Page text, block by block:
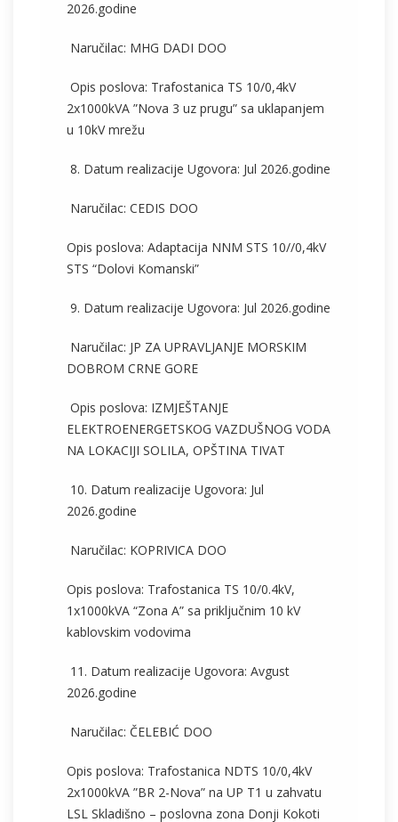
2026.godine
Naručilac: MHG DADI DOO
Opis poslova: Trafostanica TS 10/0,4kV
2x1000kVA ”Nova 3 uz prugu” sa uklapanjem
u 10kV mrežu
8. Datum realizacije Ugovora: Jul 2026.godine
Naručilac: CEDIS DOO
Opis poslova: Adaptacija NNM STS 10//0,4kV
STS “Dolovi Komanski”
9. Datum realizacije Ugovora: Jul 2026.godine
Naručilac: JP ZA UPRAVLJANJE MORSKIM
DOBROM CRNE GORE
Opis poslova: IZMJEŠTANJE
ELEKTROENERGETSKOG VAZDUŠNOG VODA
NA LOKACIJI SOLILA, OPŠTINA TIVAT
10. Datum realizacije Ugovora: Jul
2026.godine
Naručilac: KOPRIVICA DOO
Opis poslova: Trafostanica TS 10/0.4kV,
1x1000kVA “Zona A” sa priključnim 10 kV
kablovskim vodovima
11. Datum realizacije Ugovora: Avgust
2026.godine
Naručilac: ČELEBIĆ DOO
Opis poslova: Trafostanica NDTS 10/0,4kV
2x1000kVA ”BR 2-Nova” na UP T1 u zahvatu
LSL Skladišno – poslovna zona Donji Kokoti